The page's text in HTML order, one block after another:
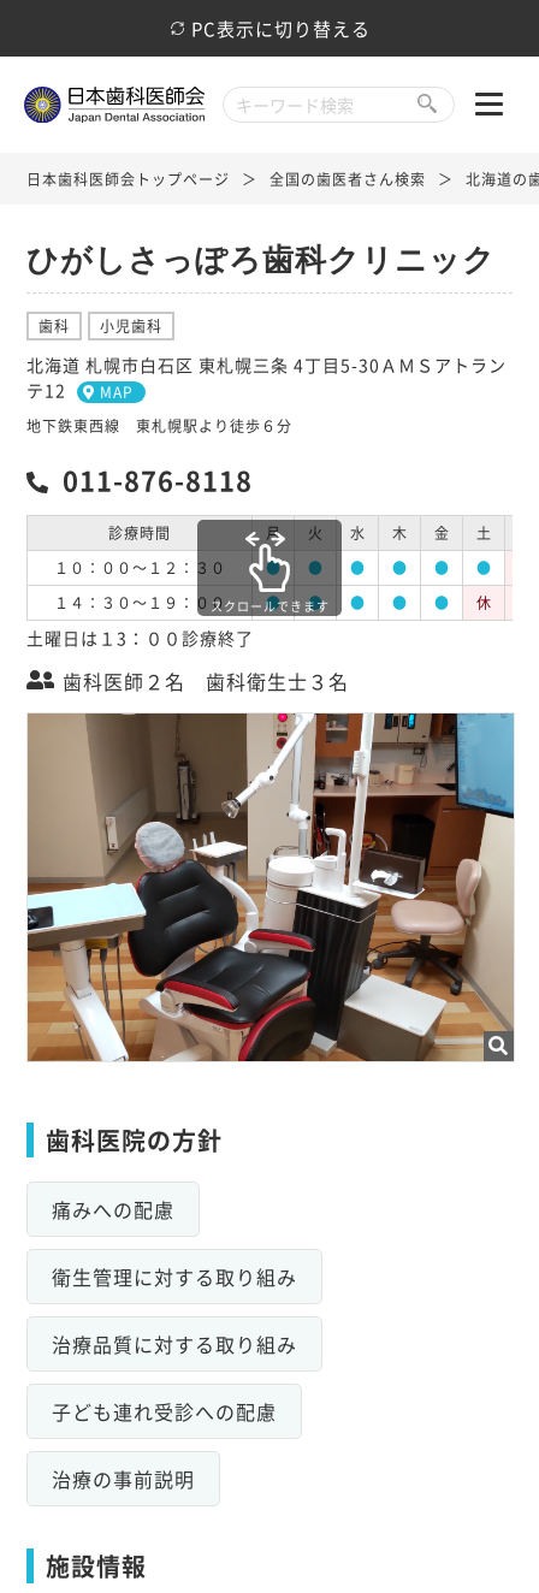
PC表示に切り替える
日本歯科医師会トップページ 全国の歯医者さん検索 北海道の
ひがしさっぽろ歯科クリニック
歯科 小児歯科
北海道 札幌市白石区 東札幌三条 4丁目5-30ＡＭＳアトラン
テ12
MAP
地下鉄東西線 東札幌駅より徒歩６分
011-876-8118
診療時間 月 火 水 木 金 土
１０：００～１２：３０
● ● ● ● ● ●
１４：３０～１９：００
● ● ● ● ● 休
スクロールできます
土曜日は１3：００診療終了
歯科医師２名 歯科衛生士３名
歯科医院の方針
痛みへの配慮
衛生管理に対する取り組み
治療品質に対する取り組み
子ども連れ受診への配慮
治療の事前説明
施設情報